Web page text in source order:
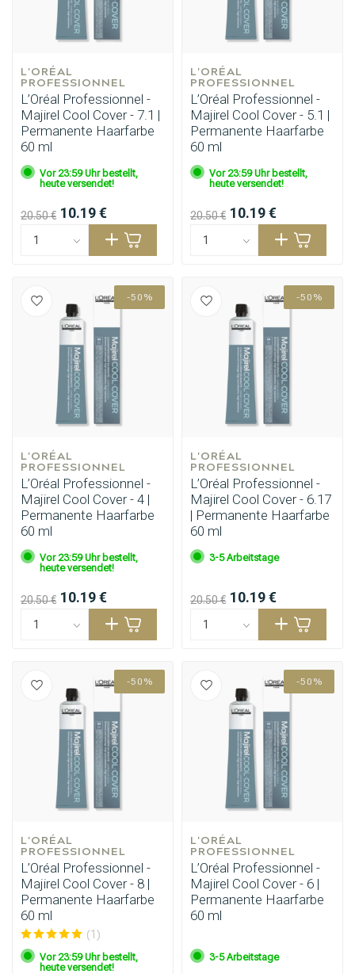
L'ORÉAL
PROFESSIONNEL
L’Oréal Professionnel -
Majirel Cool Cover - 7.1 |
Permanente Haarfarbe
60 ml
Vor 23:59 Uhr bestellt,
heute versendet!
20.50 € 10.19 €
L'ORÉAL
PROFESSIONNEL
L’Oréal Professionnel -
Majirel Cool Cover - 5.1 |
Permanente Haarfarbe
60 ml
Vor 23:59 Uhr bestellt,
heute versendet!
20.50 € 10.19 €
-50%
L'ORÉAL
PROFESSIONNEL
L’Oréal Professionnel -
Majirel Cool Cover - 4 |
Permanente Haarfarbe
60 ml
Vor 23:59 Uhr bestellt,
heute versendet!
20.50 € 10.19 €
-50%
L'ORÉAL
PROFESSIONNEL
L’Oréal Professionnel -
Majirel Cool Cover - 6.17
| Permanente Haarfarbe
60 ml
3-5 Arbeitstage
20.50 € 10.19 €
-50%
L'ORÉAL
PROFESSIONNEL
L’Oréal Professionnel -
Majirel Cool Cover - 8 |
Permanente Haarfarbe
60 ml
(1)
Vor 23:59 Uhr bestellt,
heute versendet!
-50%
L'ORÉAL
PROFESSIONNEL
L’Oréal Professionnel -
Majirel Cool Cover - 6 |
Permanente Haarfarbe
60 ml
3-5 Arbeitstage